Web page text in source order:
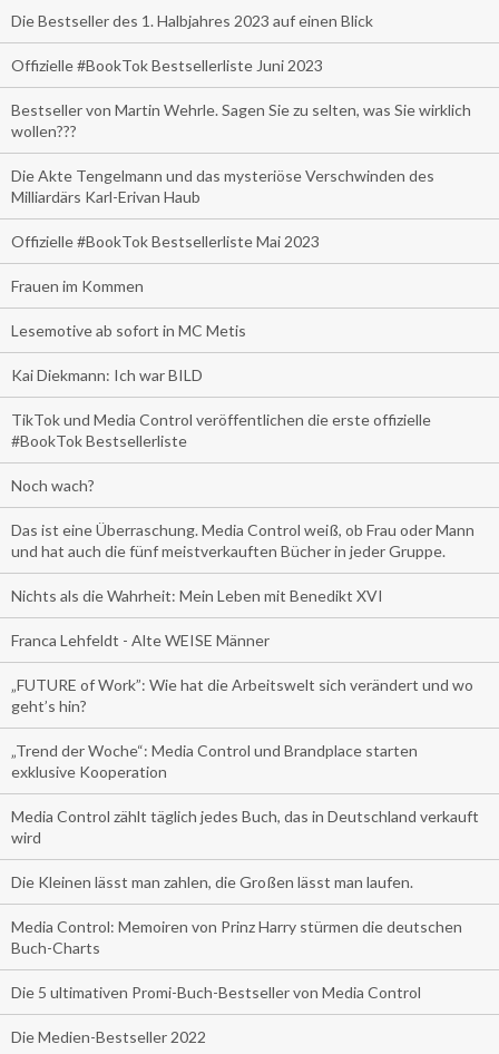
Die Bestseller des 1. Halbjahres 2023 auf einen Blick
Offizielle #BookTok Bestsellerliste Juni 2023
Bestseller von Martin Wehrle. Sagen Sie zu selten, was Sie wirklich
wollen???
Die Akte Tengelmann und das mysteriöse Verschwinden des
Milliardärs Karl-Erivan Haub
Offizielle #BookTok Bestsellerliste Mai 2023
Frauen im Kommen
Lesemotive ab sofort in MC Metis
Kai Diekmann: Ich war BILD
TikTok und Media Control veröffentlichen die erste offizielle
#BookTok Bestsellerliste
Noch wach?
Das ist eine Überraschung. Media Control weiß, ob Frau oder Mann
und hat auch die fünf meistverkauften Bücher in jeder Gruppe.
Nichts als die Wahrheit: Mein Leben mit Benedikt XVI
Franca Lehfeldt - Alte WEISE Männer
„FUTURE of Work”: Wie hat die Arbeitswelt sich verändert und wo
geht’s hin?
„Trend der Woche“: Media Control und Brandplace starten
exklusive Kooperation
Media Control zählt täglich jedes Buch, das in Deutschland verkauft
wird
Die Kleinen lässt man zahlen, die Großen lässt man laufen.
Media Control: Memoiren von Prinz Harry stürmen die deutschen
Buch-Charts
Die 5 ultimativen Promi-Buch-Bestseller von Media Control
Die Medien-Bestseller 2022